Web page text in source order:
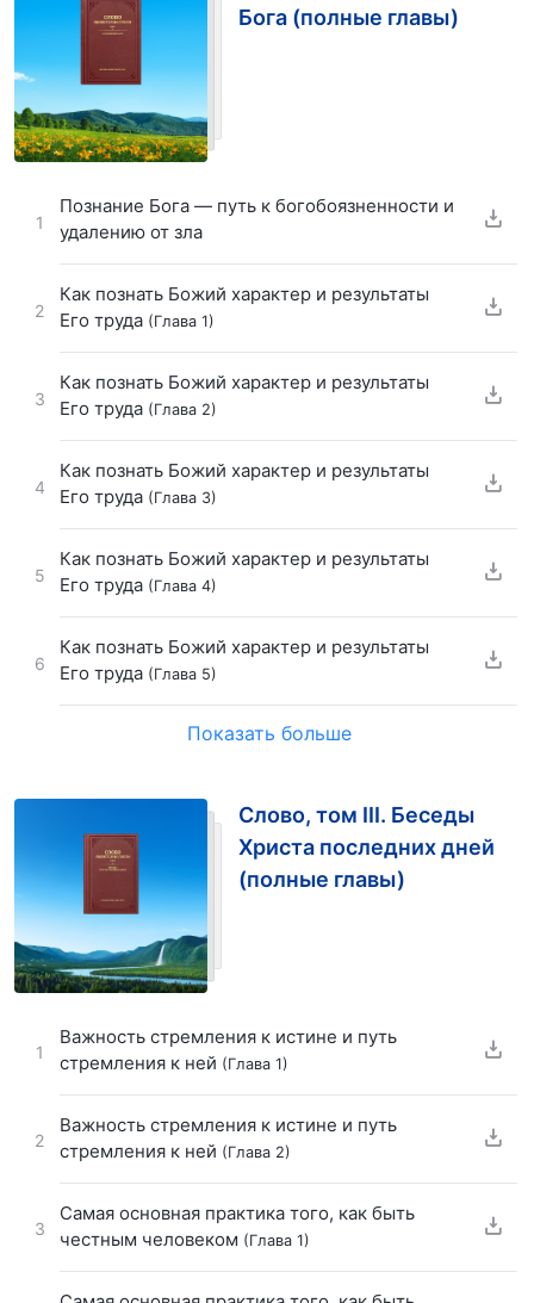
Бога (полные главы)
1
Познание Бога — путь к богобоязненности и
удалению от зла
2
Как познать Божий характер и результаты
Его труда (Глава 1)
3
Как познать Божий характер и результаты
Его труда (Глава 2)
4
Как познать Божий характер и результаты
Его труда (Глава 3)
5
Как познать Божий характер и результаты
Его труда (Глава 4)
6
Как познать Божий характер и результаты
Его труда (Глава 5)
Показать больше
Слово, том III. Беседы
Христа последних дней
(полные главы)
1
Важность стремления к истине и путь
стремления к ней (Глава 1)
2
Важность стремления к истине и путь
стремления к ней (Глава 2)
3
Самая основная практика того, как быть
честным человеком (Глава 1)